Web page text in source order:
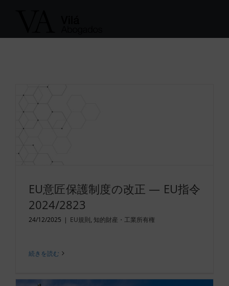
content
EU意匠保護制度の改正 — EU指令
2024/2823
24/12/2025 | EU規則, 知的財産・工業所有権
続きを読む